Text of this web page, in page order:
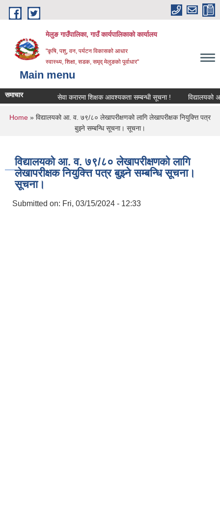
Skip to main content
मेलुङ गाउँपालिका, गाउँ कार्यपालिकाको कार्यालय
"कृषि, पशु, वन, पर्यटन विकासको आधार
स्वास्थ्य, शिक्षा, सडक, समृद् मेलुङको पूर्वाधार"
Main menu
समाचार सेवा करारमा शिक्षक आवश्‍यकता सम्बन्धी सूचना ! विद्यालयको
You are here
Home » विद्यालयको आ. व. ७९/८० लेखापरीक्षणको लागि लेखापरीक्षक नियुक्त्ति पत्र
बुझ्ने सम्बन्धि सूचना। सूचना।
विद्यालयको आ. व. ७९/८० लेखापरीक्षणको लागि
लेखापरीक्षक नियुक्त्ति पत्र बुझ्ने सम्बन्धि सूचना।
सूचना।
Submitted on: Fri, 03/15/2024 - 12:33